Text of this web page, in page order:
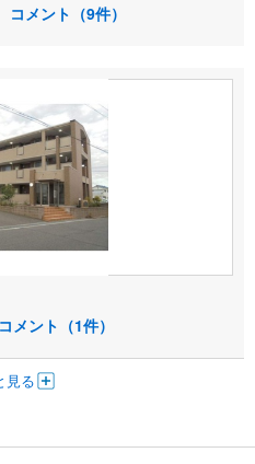
コメント（9件）
コメント（1件）
見る